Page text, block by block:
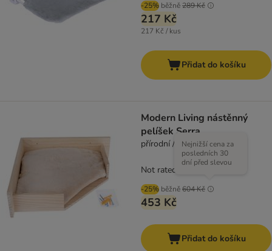
-25% běžně289 Kč
217 Kč
217 Kč / kus
Přidat do košíku
Modern Living nástěnný
pelíšek Serra
přírodní / béžová
-25% běžně604 Kč
Nejnižší cena za
posledních 30
dní před slevou
453 Kč
Not rated
Přidat do košíku